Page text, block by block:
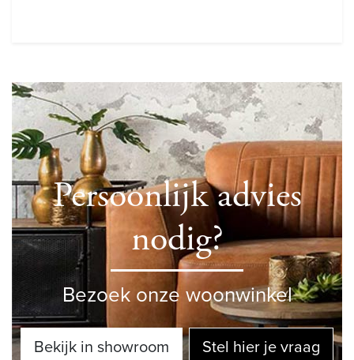
Persoonlijk advies
nodig?
Bezoek onze woonwinkel
Bekijk in showroom Stel hier je vraag